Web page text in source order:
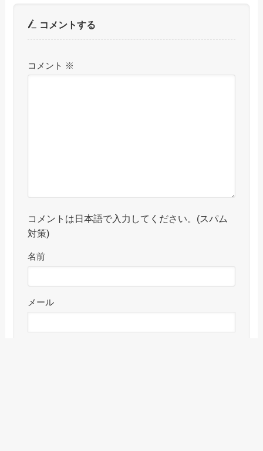
コメントする
コメント ※
コメントは日本語で入力してください。(スパム
対策)
名前
メール